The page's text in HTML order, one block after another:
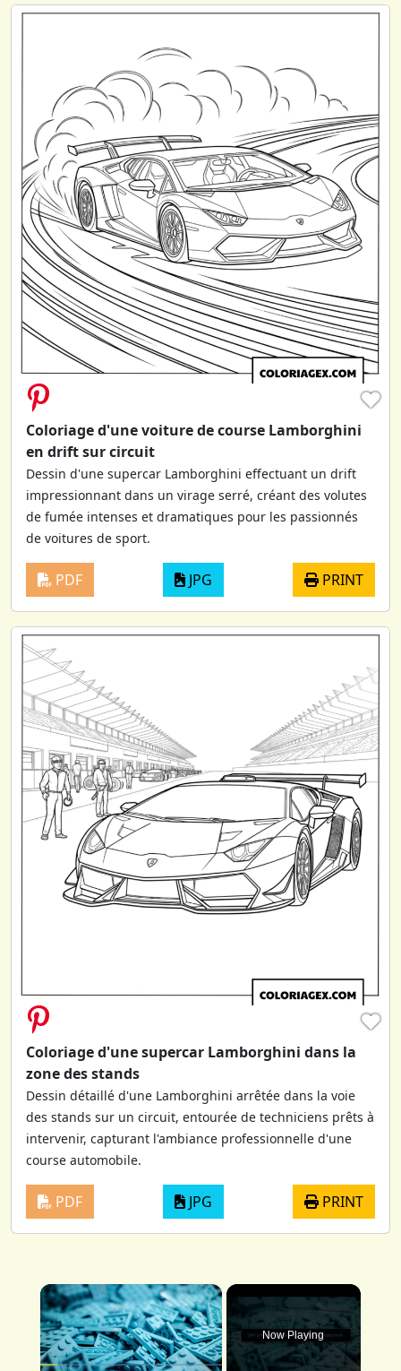
♥
Coloriage d'une voiture de course Lamborghini
en drift sur circuit
Dessin d'une supercar Lamborghini effectuant un drift
impressionnant dans un virage serré, créant des volutes
de fumée intenses et dramatiques pour les passionnés
de voitures de sport.
PDF JPG PRINT
♥
Coloriage d'une supercar Lamborghini dans la
zone des stands
Dessin détaillé d'une Lamborghini arrêtée dans la voie
des stands sur un circuit, entourée de techniciens prêts à
intervenir, capturant l'ambiance professionnelle d'une
course automobile.
PDF JPG PRINT
×
Now Playing